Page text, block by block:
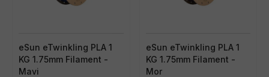
eSun eTwinkling PLA 1
KG 1.75mm Filament -
Mavi
eSun eTwinkling PLA 1
KG 1.75mm Filament -
Mor